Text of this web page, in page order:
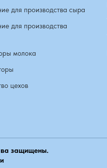
для производства сыра
для производства
молока
цехов
защищены.